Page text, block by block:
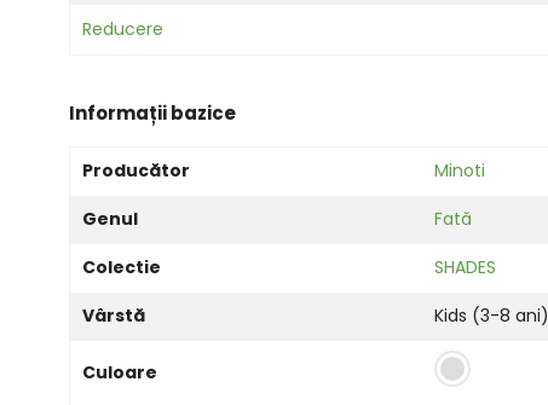
Reducere
Informații bazice
Producător
Minoti
Genul
Fată
Colectie
SHADES
Vârstă
Kids (3-8 ani)
Culoare